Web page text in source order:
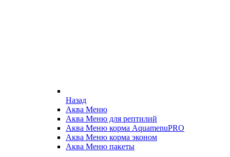
Назад
Аква Меню
Аква Меню для рептилий
Аква Меню корма AquamenuPRO
Аква Меню корма эконом
Аква Меню пакеты